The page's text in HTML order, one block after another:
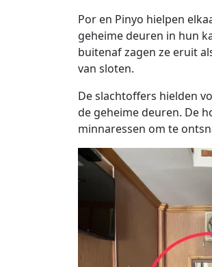
Por en Pinyo hielpen
geheime deuren in hun
buitenaf zagen ze eruit
van sloten.
De slachtoffers hielden
de geheime deuren. De
minnaressen om te